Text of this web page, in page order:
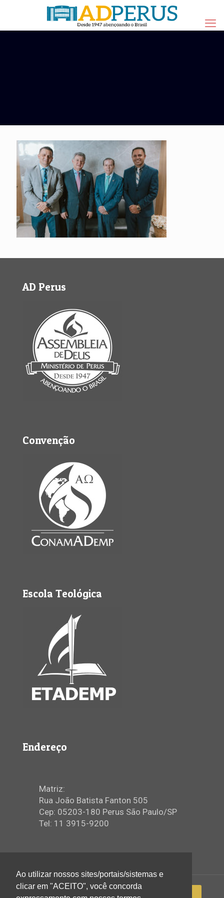
AD Perus
Convenção
Escola Teológica
Endereço
Matriz:
Rua João Batista Fanton 505
Cep: 05203-180 Perus São Paulo/SP
Tel: 11 3915-9200
Ao utilizar nossos sites/portais/sistemas e
clicar em "ACEITO", você concorda